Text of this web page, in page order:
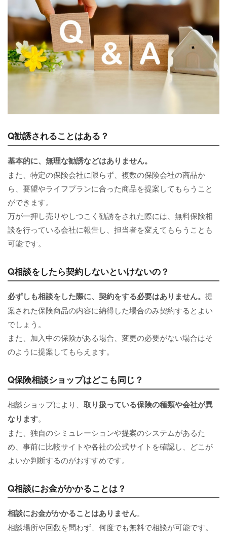
Q勧誘されることはある？
基本的に、無理な勧誘などはありません。
また、特定の保険会社に限らず、複数の保険会社の商品か
ら、要望やライフプランに合った商品を提案してもらうこと
ができます。
万が一押し売りやしつこく勧誘をされた際には、無料保険相
談を行っている会社に報告し、担当者を変えてもらうことも
可能です。
Q相談をしたら契約しないといけないの？
必ずしも相談をした際に、契約をする必要はありません。 提
案された保険商品の内容に納得した場合のみ契約するとよい
でしょう。
また、加入中の保険がある場合、変更の必要がない場合はそ
のように提案してもらえます。
Q保険相談ショップはどこも同じ？
相談ショップにより、 取り扱っている保険の種類や会社が異
なります。
また、独自のシミュレーションや提案のシステムがあるた
め、事前に比較サイトや各社の公式サイトを確認し、どこが
よいか判断するのがおすすめです。
Q相談にお金がかかることは？
相談にお金がかかることはありません。
相談場所や回数を問わず、何度でも無料で相談が可能です。